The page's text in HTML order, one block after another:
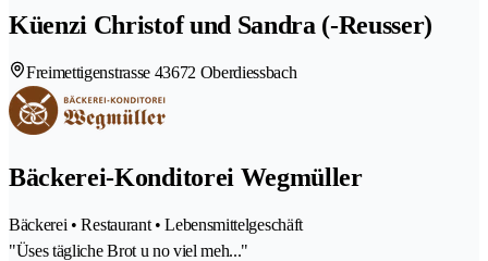
Küenzi Christof und Sandra (-Reusser)
Freimettigenstrasse 43672 Oberdiessbach
Bäckerei-Konditorei Wegmüller
Bäckerei • Restaurant • Lebensmittelgeschäft
"Üses tägliche Brot u no viel meh..."